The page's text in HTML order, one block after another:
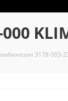
3178-003-